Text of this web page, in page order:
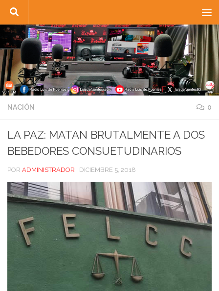
Saltar al contenido
NACIÓN 0
LA PAZ: MATAN BRUTALMENTE A DOS
BEBEDORES CONSUETUDINARIOS
POR ADMINISTRADOR · DICIEMBRE 5, 2018